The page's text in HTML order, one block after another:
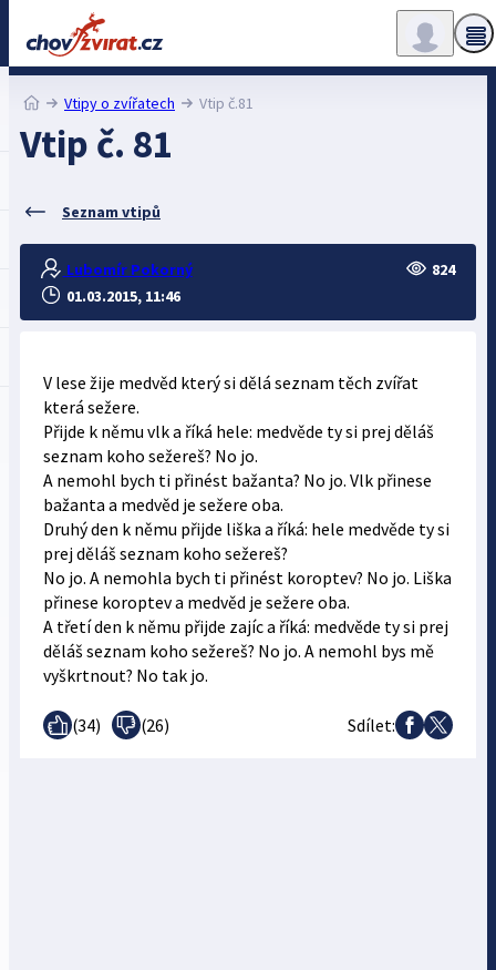
Vtipy o zvířatech Vtip č.81
Vtip č. 81
Seznam vtipů
Lubomír Pokorný
01.03.2015, 11:46
824
V lese žije medvěd který si dělá seznam těch zvířat
která sežere.
Přijde k němu vlk a říká hele: medvěde ty si prej děláš
seznam koho sežereš? No jo.
A nemohl bych ti přinést bažanta? No jo. Vlk přinese
bažanta a medvěd je sežere oba.
Druhý den k němu přijde liška a říká: hele medvěde ty si
prej děláš seznam koho sežereš?
No jo. A nemohla bych ti přinést koroptev? No jo. Liška
přinese koroptev a medvěd je sežere oba.
A třetí den k němu přijde zajíc a říká: medvěde ty si prej
děláš seznam koho sežereš? No jo. A nemohl bys mě
vyškrtnout? No tak jo.
(34) (26) Sdílet: